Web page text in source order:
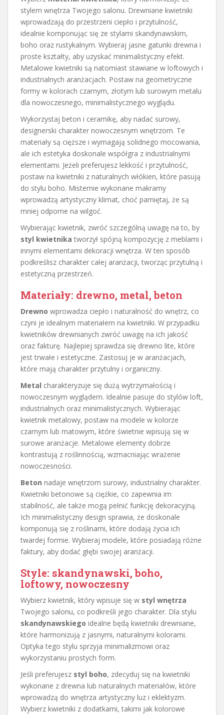
stylem wnętrza Twojego salonu. Drewniane kwietniki
wprowadzają do przestrzeni ciepło i przytulność,
idealnie komponując się ze stylami skandynawskim,
boho oraz rustykalnym. Wybieraj jasne gatunki drewna i
proste kształty, aby uzyskać minimalistyczny efekt.
Metalowe kwietniki są natomiast stawiane w loftowych i
industrialnych aranżacjach. Postaw na geometryczne
formy w kolorach czarnym, złotym lub surowym metalu
dla nowoczesnego, minimalistycznego wyglądu.
Wykorzystaj beton i ceramikę, aby nadać surowy,
designerski charakter nowoczesnym wnętrzom. Te
materiały są cięższe i wymagają solidnego mocowania,
ale ich estetyka doskonale współgra z industrialnymi
elementami. Jeżeli preferujesz lekkość i przytulność,
postaw na kwietniki z naturalnych włókien, które pasują
do stylu boho. Misternie wykonane makramy
wprowadzą artystyczny klimat, choć pamiętaj, że są
mniej odporne na wilgoć.
Wybierając kwietnik, zwróć szczególną uwagę na to, by
styl kwietnika tworzył spójną kompozycję z meblami i
innymi elementami dekoracji wnętrza. W ten sposób
podkreślisz charakter całej aranżacji, tworząc przytulną i
estetyczną przestrzeń.
Materiały: drewno, metal, beton
Drewno wprowadza ciepło i naturalność do wnętrz, co
czyni je idealnym materiałem na kwietniki. W przypadku
kwietników drewnianych zwróć uwagę na ich jakość
oraz fakturę. Najlepiej sprawdza się drewno lite, które
jest trwałe i estetyczne. Zastosuj je w aranżacjach,
które mają charakter przytulny i organiczny.
Metal charakteryzuje się dużą wytrzymałością i
nowoczesnym wyglądem. Idealnie pasuje do stylów loft,
industrialnych oraz minimalistycznych. Wybierając
kwietnik metalowy, postaw na modele w kolorze
czarnym lub matowym, które świetnie wpisują się w
surowe aranżacje. Metalowe elementy dobrze
kontrastują z roślinnością, wzmacniając wrażenie
nowoczesności.
Beton nadaje wnętrzom surowy, industrialny charakter.
Kwietniki betonowe są ciężkie, co zapewnia im
stabilność, ale także mogą pełnić funkcję dekoracyjną.
Ich minimalistyczny design sprawia, że doskonale
komponują się z roślinami, które dodają życia ich
twardej formie. Wybieraj modele, które posiadają różne
faktury, aby dodać głębi swojej aranżacji.
Style: skandynawski, boho,
loftowy, nowoczesny
Wybierz kwietnik, który wpisuje się w styl wnętrza
Twojego salonu, co podkreśli jego charakter. Dla stylu
skandynawskiego idealne będą kwietniki drewniane,
które harmonizują z jasnymi, naturalnymi kolorami.
Optyka tego stylu sprzyja minimalizmowi oraz
wykorzystaniu prostych form.
Jeśli preferujesz styl boho, zdecyduj się na kwietniki
wykonane z drewna lub naturalnych materiałów, które
wprowadzą do wnętrza artystyczny luz i eklektyzm.
Wybierz kwietniki z dodatkami, takimi jak kolorowe